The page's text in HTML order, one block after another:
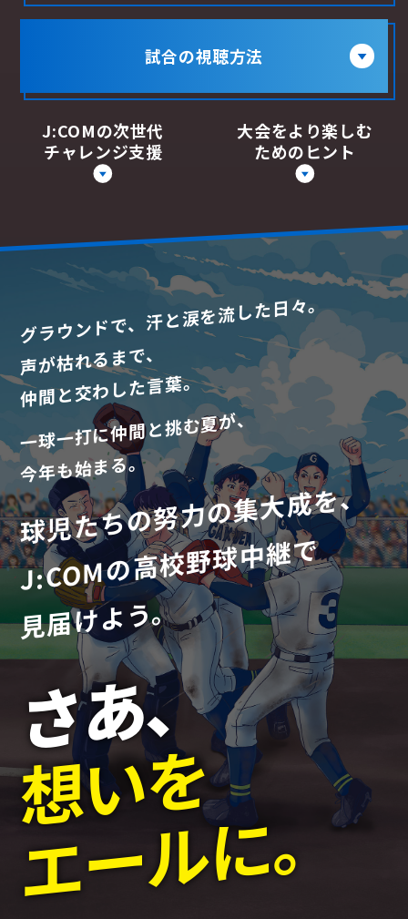
試合の視聴方法
J:COMの次世代
チャレンジ支援
大会をより楽しむ
ためのヒント
グラウンドで、汗と涙を流した日々。
声が枯れるまで、
仲間と交わした言葉。
一球一打に仲間と挑む夏が、
今年も始まる。
球児たちの努力の集大成を、
J:COMの高校野球中継で
見届けよう。
さあ、
想いを
エールに。